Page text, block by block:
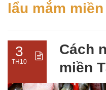
lẩu mắm
3
TH10
Cách
miền